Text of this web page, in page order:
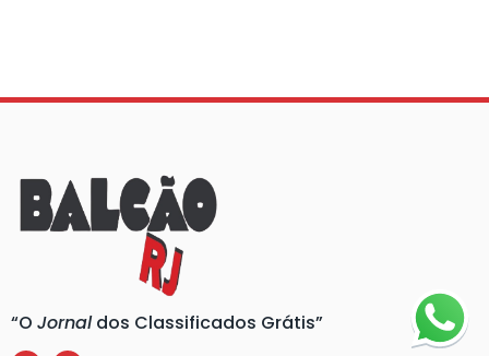
“O Jornaldos Classificados Grátis”